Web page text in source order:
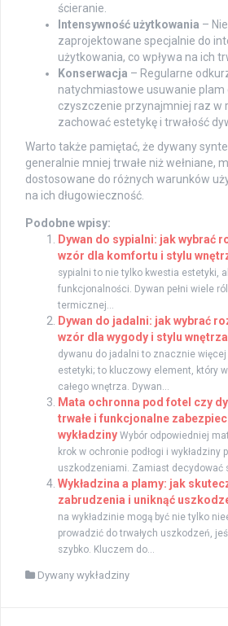
ścieranie.
Intensywność użytkowania –
zaprojektowane specjalnie do
użytkowania, co wpływa na ich
Konserwacja – Regularne
natychmiastowe usuwanie plam
czyszczenie przynajmniej raz w
zachować estetykę i trwałość
Warto także pamiętać, że dywany
generalnie mniej trwałe niż wełniane,
dostosowane do różnych warunków
na ich długowieczność.
Podobne wpisy:
Dywan do sypialni: jak wybrać
wzór dla komfortu i stylu
sypialni to nie tylko kwestia estetyki,
funkcjonalności. Dywan pełni wiele
termicznej...
Dywan do jadalni: jak wybrać
wzór dla wygody i stylu wnętrza
dywanu do jadalni to znacznie
estetyki; to kluczowy element, który
całego wnętrza. Dywan...
Mata ochronna pod fotel czy
trwałe i funkcjonalne
wykładziny Wybór odpowiedniej
krok w ochronie podłogi i wykładziny
uszkodzeniami. Zamiast decydować
Wykładzina a plamy: jak
zabrudzenia i uniknąć
na wykładzinie mogą być nie tylko
prowadzić do trwałych uszkodzeń,
szybko. Kluczem do...
Dywany wykładziny